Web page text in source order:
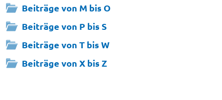
Beiträge von M bis O
Beiträge von P bis S
Beiträge von T bis W
Beiträge von X bis Z